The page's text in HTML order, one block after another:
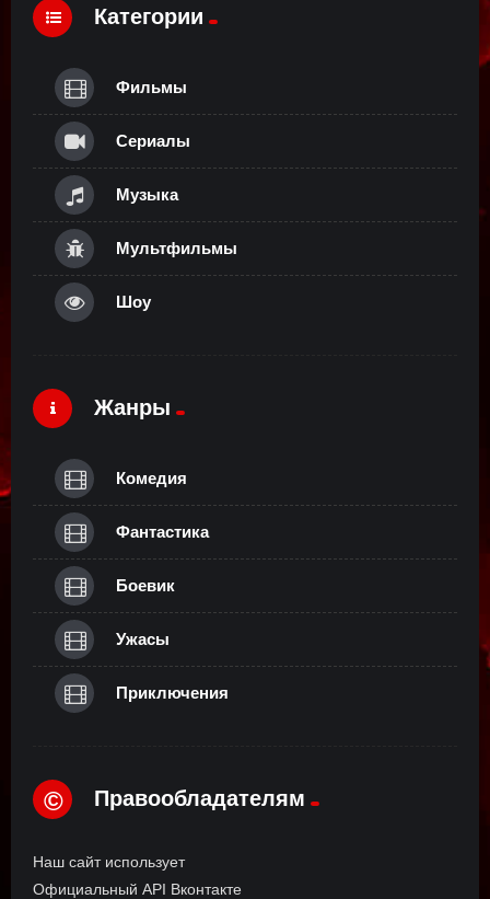
Категории
Фильмы
Сериалы
Музыка
Мультфильмы
Шоу
Жанры
Комедия
Фантастика
Боевик
Ужасы
Приключения
© Правообладателям
Наш сайт использует
Официальный API Вконтакте